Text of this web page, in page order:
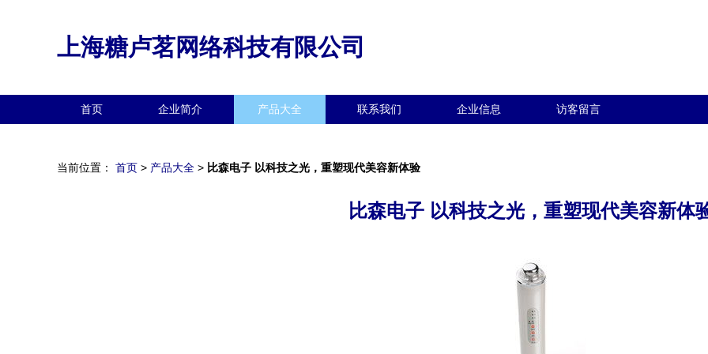
上海糖卢茗网络科技有限公司
首页 企业简介 产品大全 联系我们 企业信息 访客留言
当前位置： 首页 > 产品大全 > 比森电子 以科技之光，重塑现代美容新体验
比森电子 以科技之光，重塑现代美容新体